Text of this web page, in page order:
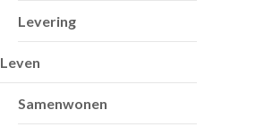
Levering
Leven
Samenwonen